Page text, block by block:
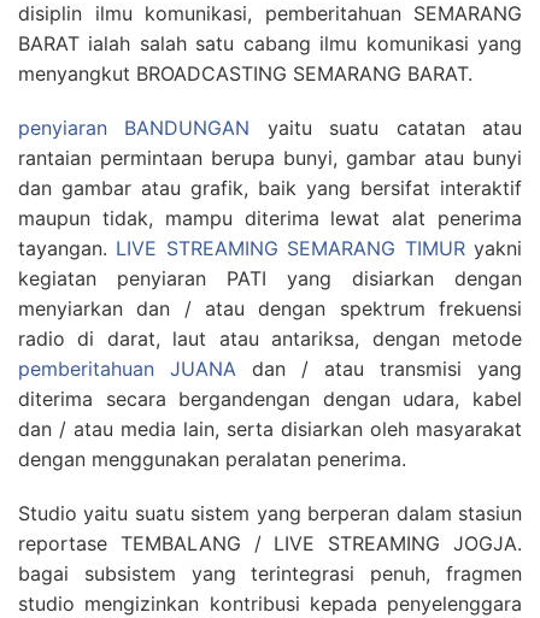
disiplin ilmu komunikasi, pemberitahuan SEMARANG
BARAT ialah salah satu cabang ilmu komunikasi yang
menyangkut BROADCASTING SEMARANG BARAT.
penyiaran BANDUNGAN yaitu suatu catatan atau
rantaian permintaan berupa bunyi, gambar atau bunyi
dan gambar atau grafik, baik yang bersifat interaktif
maupun tidak, mampu diterima lewat alat penerima
tayangan. LIVE STREAMING SEMARANG TIMURyakni
kegiatan penyiaran PATI yang disiarkan dengan
menyiarkan dan / atau dengan spektrum frekuensi
radio di darat, laut atau antariksa, dengan metode
pemberitahuan JUANA dan / atau transmisi yang
diterima secara bergandengan dengan udara, kabel
dan / atau media lain, serta disiarkan oleh masyarakat
dengan menggunakan peralatan penerima.
Studio yaitu suatu sistem yang berperan dalam stasiun
reportase TEMBALANG / LIVE STREAMING JOGJA.
bagai subsistem yang terintegrasi penuh, fragmen
studio mengizinkan kontribusi kepada penyelenggara